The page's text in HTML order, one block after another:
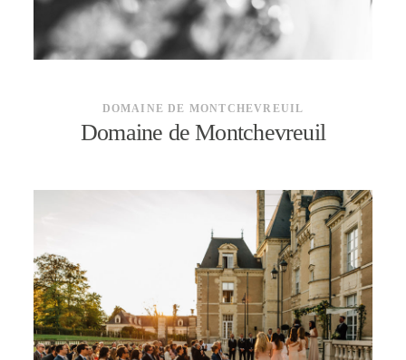
CONTACT
DOMAINE DE MONTCHEVREUIL
Domaine de Montchevreuil